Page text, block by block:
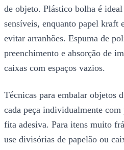
de objeto. Plástico bolha é
sensíveis, enquanto papel kraft
evitar arranhões. Espuma de
preenchimento e absorção de
caixas com espaços vazios.
Técnicas para embalar objetos
cada peça individualmente
fita adesiva. Para itens muito
use divisórias de papelão ou